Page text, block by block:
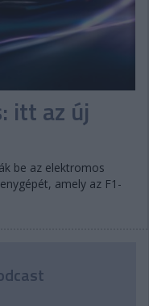
itt az új
be az elektromos
amely az F1-